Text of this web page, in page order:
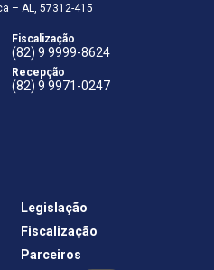
– AL, 57312-415
Fiscalização
(82) 9 9999-8624
Recepção
(82) 9 9971-0247
Legislação
Fiscalização
Parceiros